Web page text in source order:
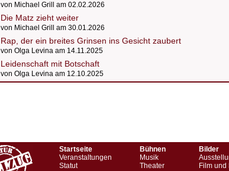
von Michael Grill am 02.02.2026
Die Matz zieht weiter
von Michael Grill am 30.01.2026
Rap, der ein breites Grinsen ins Gesicht zaubert
von Olga Levina am 14.11.2025
Leidenschaft mit Botschaft
von Olga Levina am 12.10.2025
Startseite
Veranstaltungen
Statut
Bühnen
Musik
Theater
Bilder
Film und